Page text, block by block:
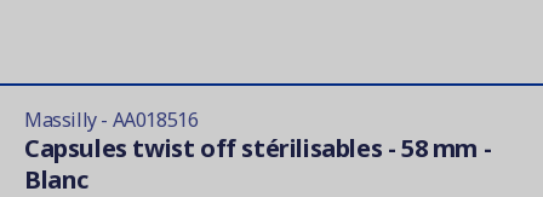
Massilly - AA018516
Capsules twist off stérilisables - 58 mm -
Blanc